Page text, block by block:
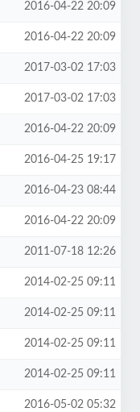
2016-04-22 20:09
2016-04-22 20:09
2017-03-02 17:03
2017-03-02 17:03
2016-04-22 20:09
2016-04-25 19:17
2016-04-23 08:44
2016-04-22 20:09
2011-07-18 12:26
2014-02-25 09:11
2014-02-25 09:11
2014-02-25 09:11
2014-02-25 09:11
2016-05-02 05:32